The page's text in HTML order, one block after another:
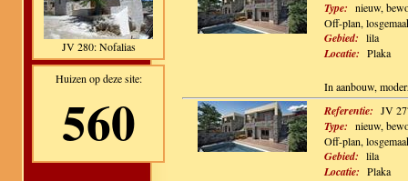
JV 280: Nofalias
Huizen op deze site:
560
Type: nieuw,
Off-plan,
Gebied: lila
Locatie: Plaka
In aanbouw,
Referentie: JV
Type: nieuw,
Off-plan,
Gebied: lila
Locatie: Plaka